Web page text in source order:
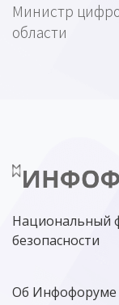
Министр
области
Национальный
безопасности
Об Инфофоруме